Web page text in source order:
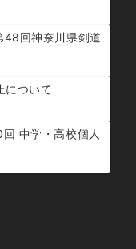
回神奈川県剣道
について
中学・高校個人